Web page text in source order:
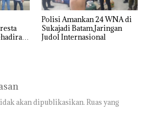
Polisi Amankan 24 WNA di
Sukajadi Batam,Jaringan
Judol Internasional
akan dipublikasikan. Ruas yang